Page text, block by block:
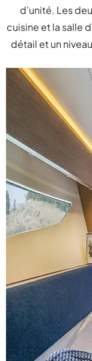
d’unité. Les
cuisine et la salle
détail et un